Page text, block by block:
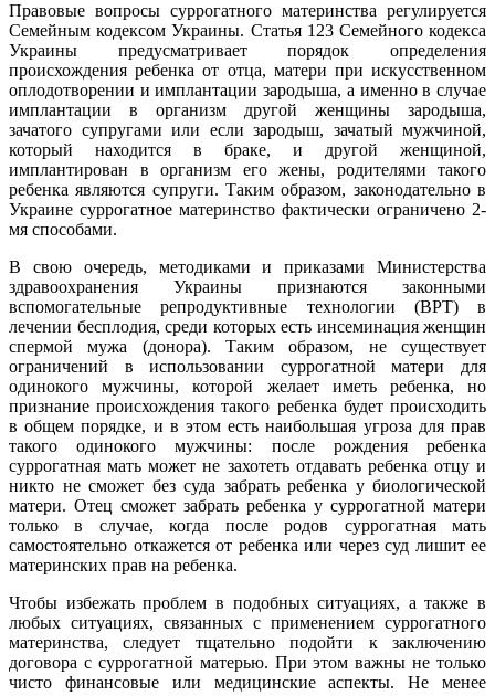
Правовые вопросы суррогатного материнства регулируется
Семейным кодексом Украины. Статья 123 Семейного кодекса
Украины предусматривает порядок определения
происхождения ребенка от отца, матери при искусственном
оплодотворении и имплантации зародыша, а именно в случае
имплантации в организм другой женщины зародыша,
зачатого супругами или если зародыш, зачатый мужчиной,
который находится в браке, и другой женщиной,
имплантирован в организм его жены, родителями такого
ребенка являются супруги. Таким образом, законодательно в
Украине суррогатное материнство фактически ограничено 2-
мя способами.
В свою очередь, методиками и приказами Министерства
здравоохранения Украины признаются законными
вспомогательные репродуктивные технологии (ВРТ) в
лечении бесплодия, среди которых есть инсеминация женщин
спермой мужа (донора). Таким образом, не существует
ограничений в использовании суррогатной матери для
одинокого мужчины, которой желает иметь ребенка, но
признание происхождения такого ребенка будет происходить
в общем порядке, и в этом есть наибольшая угроза для прав
такого одинокого мужчины: после рождения ребенка
суррогатная мать может не захотеть отдавать ребенка отцу и
никто не сможет без суда забрать ребенка у биологической
матери. Отец сможет забрать ребенка у суррогатной матери
только в случае, когда после родов суррогатная мать
самостоятельно откажется от ребенка или через суд лишит ее
материнских прав на ребенка.
Чтобы избежать проблем в подобных ситуациях, а также в
любых ситуациях, связанных с применением суррогатного
материнства, следует тщательно подойти к заключению
договора с суррогатной матерью. При этом важны не только
чисто финансовые или медицинские аспекты. Не менее